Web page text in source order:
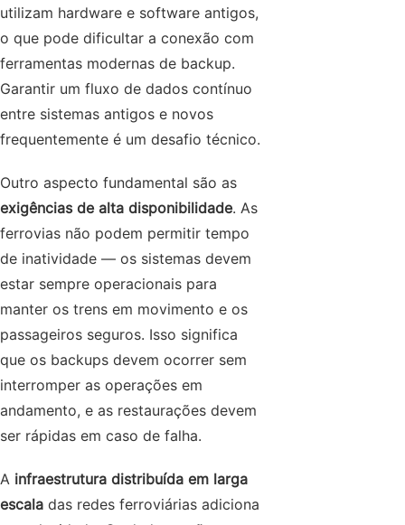
utilizam hardware e software antigos,
o que pode dificultar a conexão com
ferramentas modernas de backup.
Garantir um fluxo de dados contínuo
entre sistemas antigos e novos
frequentemente é um desafio técnico.
Outro aspecto fundamental são as
exigências de alta disponibilidade. As
ferrovias não podem permitir tempo
de inatividade — os sistemas devem
estar sempre operacionais para
manter os trens em movimento e os
passageiros seguros. Isso significa
que os backups devem ocorrer sem
interromper as operações em
andamento, e as restaurações devem
ser rápidas em caso de falha.
A infraestrutura distribuída em larga
escala das redes ferroviárias adiciona